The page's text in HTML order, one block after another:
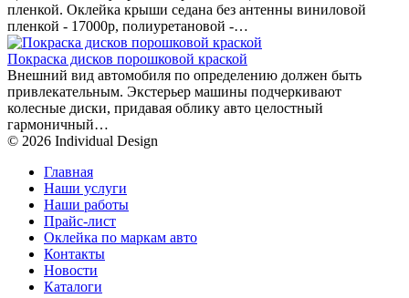
пленкой. Оклейка крыши седана без антенны виниловой
пленкой - 17000р, полиуретановой -…
Покраска дисков порошковой краской
Внешний вид автомобиля по определению должен быть
привлекательным. Экстерьер машины подчеркивают
колесные диски, придавая облику авто целостный
гармоничный…
© 2026 Individual Design
Главная
Наши услуги
Наши работы
Прайс-лист
Оклейка по маркам авто
Контакты
Новости
Каталоги